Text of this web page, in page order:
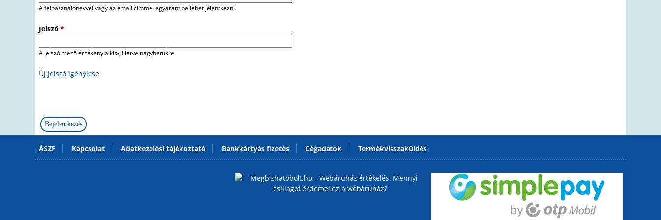
A felhasználónévvel vagy az email címmel egyaránt be lehet jelentkezni.
Jelszó *
A jelszó mező érzékeny a kis-, illetve nagybetűkre.
Új jelszó igénylése
ÁSZF Kapcsolat Adatkezelési tájékoztató Bankkártyás fizetés Cégadatok Termékvisszaküldés